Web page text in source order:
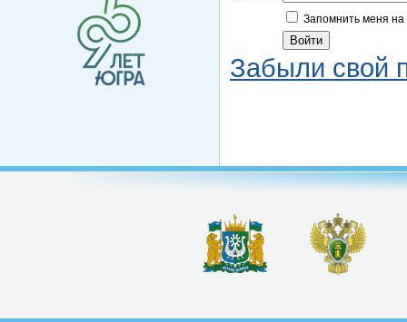
Запомнить меня
Забыли свой